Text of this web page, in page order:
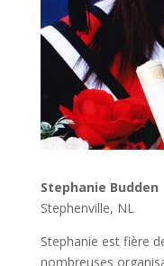
Stephanie Budden
Stephenville, NL
Stephanie est fière
nombreuses